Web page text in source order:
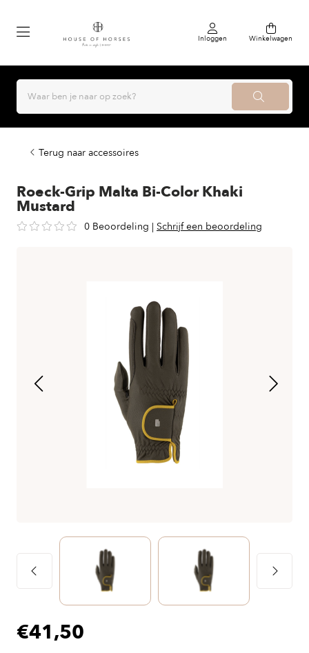
Inloggen Winkelwagen
Terug naar accessoires
Roeck-Grip Malta Bi-Color Khaki
Mustard
0 Beoordeling | Schrijf een beoordeling
€41,50